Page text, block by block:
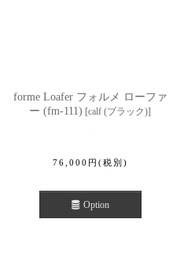
forme Loafer フォルメ ローファ
ー (fm-111) [calf (ブラック)]
76,000 円 (税別)
Option